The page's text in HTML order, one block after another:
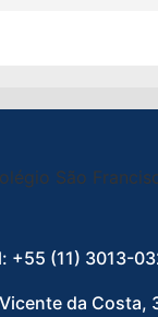
+55 (11) 3013-
da Costa,